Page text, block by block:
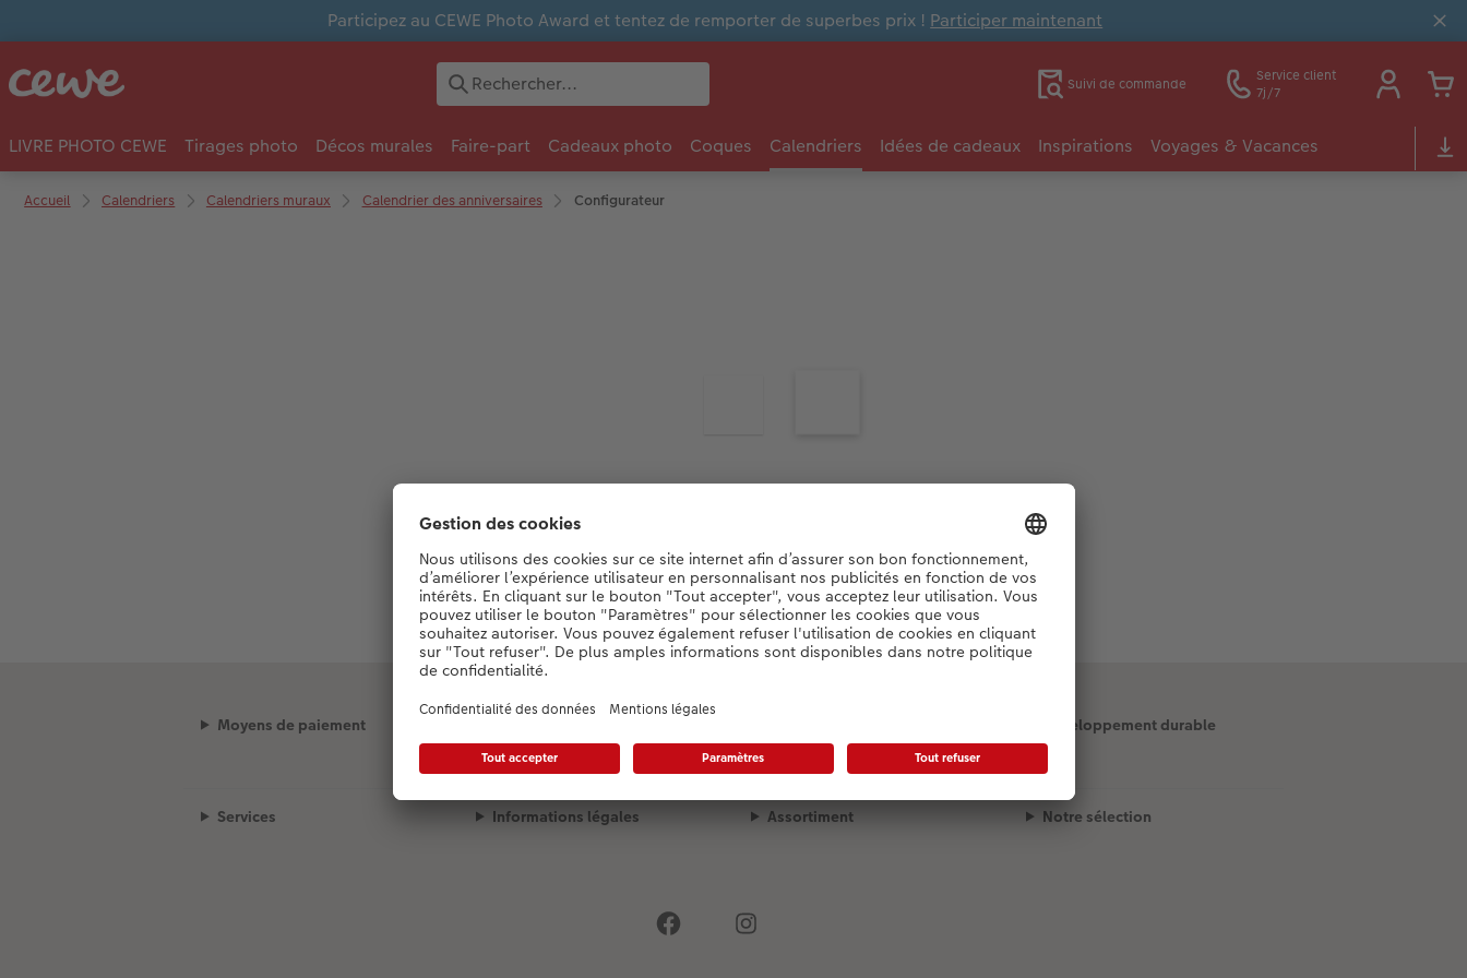
Participez au CEWE Photo Award et tentez de remporter de superbes prix ! Participer maintenant
Suivi de commande
Service client
7j/7
LIVRE PHOTO CEWE Tirages photo Décos murales Faire-part Cadeaux photo Coques Calendriers Idées de cadeaux Inspirations Voyages & Vacances
Accueil Calendriers Calendriers muraux Calendrier des anniversaires Configurateur
Konfigurator wird geladen...
Moyens de paiement Développement durable
Services Informations légales Assortiment Notre sélection